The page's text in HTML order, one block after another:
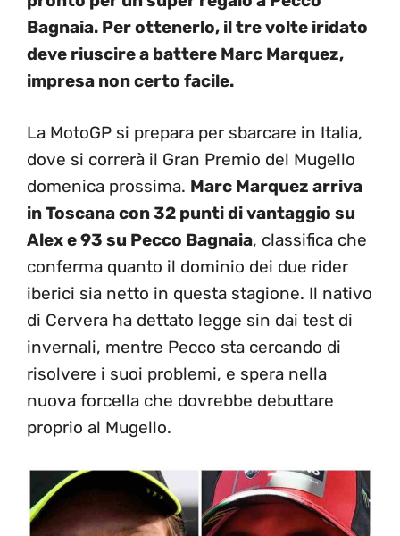
Bagnaia. Per ottenerlo, il tre volte iridato
deve riuscire a battere Marc Marquez,
impresa non certo facile.
La MotoGP si prepara per sbarcare in Italia,
dove si correrà il Gran Premio del Mugello
domenica prossima. Marc Marquez arriva
in Toscana con 32 punti di vantaggio su
Alex e 93 su Pecco Bagnaia, classifica che
conferma quanto il dominio dei due rider
iberici sia netto in questa stagione. Il nativo
di Cervera ha dettato legge sin dai test di
invernali, mentre Pecco sta cercando di
risolvere i suoi problemi, e spera nella
nuova forcella che dovrebbe debuttare
proprio al Mugello.